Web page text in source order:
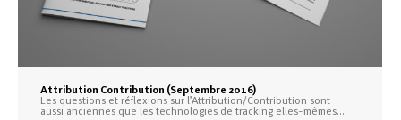
Attribution Contribution (Septembre 2016)
Les questions et réflexions sur l’Attribution/Contribution sont
aussi anciennes que les technologies de tracking elles-mêmes…